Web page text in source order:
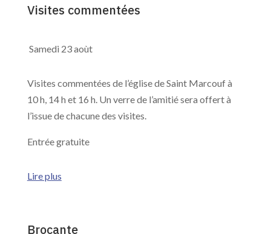
Visites commentées
Samedi 23 aoùt
Visites commentées de l’église de Saint Marcouf à
10 h, 14 h et 16 h. Un verre de l’amitié sera offert à
l’issue de chacune des visites.
Entrée gratuite
Lire plus
Brocante